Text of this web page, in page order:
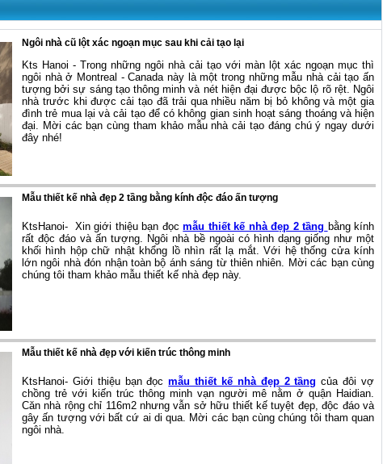
Ngôi nhà cũ lột xác ngoạn mục sau khi cải tạo lại
Kts Hanoi - Trong những ngôi nhà cải tạo với màn lột xác ngoạn mục thì
ngôi nhà ở Montreal - Canada này là một trong những mẫu nhà cải tạo ấn
tượng bởi sự sáng tạo thông minh và nét hiện đại được bộc lộ rõ rệt. Ngôi
nhà trước khi được cải tạo đã trải qua nhiều năm bị bỏ không và một gia
đình trẻ mua lại và cải tạo để có không gian sinh hoạt sáng thoáng và hiện
đại. Mời các bạn cùng tham khảo mẫu nhà cải tạo đáng chú ý ngay dưới
đây nhé!
Mẫu thiết kế nhà đẹp 2 tầng bằng kính độc đáo ấn tượng
KtsHanoi- Xin giới thiệu bạn đọcmẫu thiết kế nhà đẹp 2 tầng bằng kính
rất độc đáo và ấn tượng. Ngôi nhà bề ngoài có hình dạng giống như một
khối hình hộp chữ nhật khổng lồ nhìn rất lạ mắt. Với hệ thống cửa kính
lớn ngôi nhà đón nhận toàn bộ ánh sáng từ thiên nhiên. Mời các bạn cùng
chúng tôi tham khảo mẫu thiết kế nhà đẹp này.
Mẫu thiết kế nhà đẹp với kiến trúc thông minh
KtsHanoi- Giới thiệu bạn đọcmẫu thiết kế nhà đẹp 2 tầng của đôi vợ
chồng trẻ với kiến trúc thông minh vạn người mê nằm ở quận Haidian.
Căn nhà rộng chỉ 116m2 nhưng vẫn sở hữu thiết kế tuyệt đẹp, độc đáo và
gây ấn tượng với bất cứ ai di qua. Mời các bạn cùng chúng tôi tham quan
ngôi nhà.